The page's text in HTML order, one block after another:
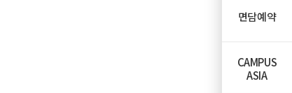
면담예약
CAMPUS
ASIA